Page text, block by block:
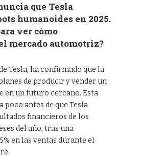
que Tesla
humanoides en 2025.
ver cómo
mercado automotriz?
Tesla, ha confirmado que la
de producir y vender un
en un futuro cercano. Esta
antes de que Tesla
financieros de los
del año, tras una
en las ventas durante el